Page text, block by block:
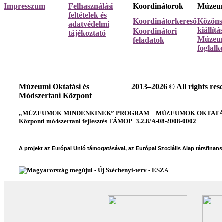
Impresszum
Felhasználási
feltételek és
adatvédelmi
tájékoztató
Koordinátorok
Koordinátorkereső
Koordinátori
feladatok
Múzeumi Oktatási és
Módszertani Központ
2013–2026 © All rights
„MÚZEUMOK MINDENKINEK” PROGRAM – MÚZEUMOK
Központi módszertani fejlesztés TÁMOP–3.2.8/A-08-2008-0002
A projekt az Európai Unió támogatásával, az Európai Szociális Alap